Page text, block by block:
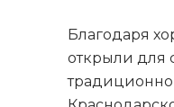
Благодаря
открыли для